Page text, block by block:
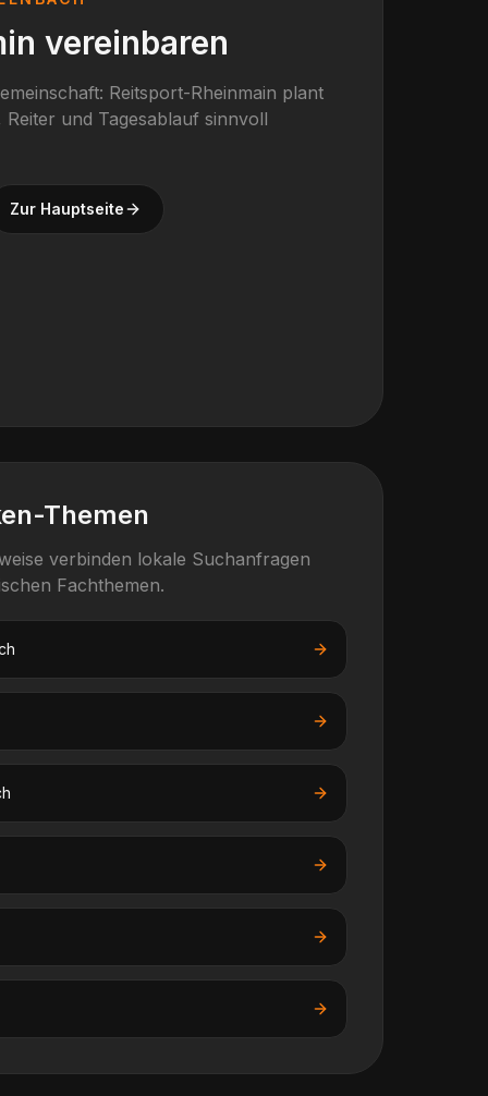
vereinbaren
Reitsport-Rheinmain plant
und Tagesablauf sinnvoll
Zur Hauptseite
Themen
verbinden lokale Suchanfragen
Fachthemen.